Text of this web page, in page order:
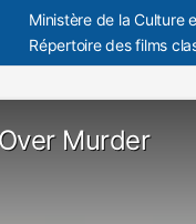
Ministère de la Culture
Répertoire des films
Murder